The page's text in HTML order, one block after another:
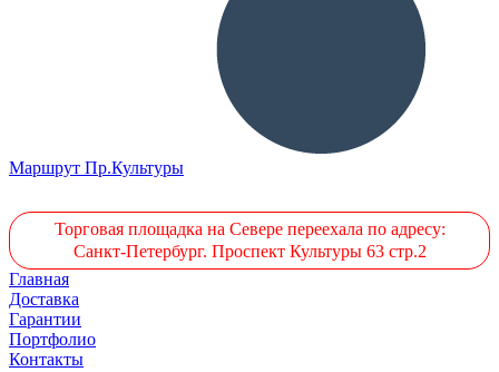
Маршрут Пр.Культуры
Торговая площадка на Севере переехала по адресу:
Санкт-Петербург. Проспект Культуры 63 стр.2
Главная
Доставка
Гарантии
Портфолио
Контакты